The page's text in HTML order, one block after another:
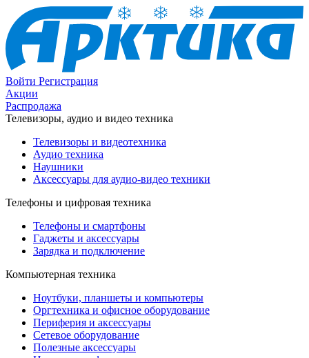
Войти Регистрация
Акции
Распродажа
Телевизоры, аудио и видео техника
Телевизоры и видеотехника
Аудио техника
Наушники
Аксессуары для аудио-видео техники
Телефоны и цифровая техника
Телефоны и смартфоны
Гаджеты и аксессуары
Зарядка и подключение
Компьютерная техника
Ноутбуки, планшеты и компьютеры
Оргтехника и офисное оборудование
Периферия и аксессуары
Cетевое оборудование
Полезные аксессуары